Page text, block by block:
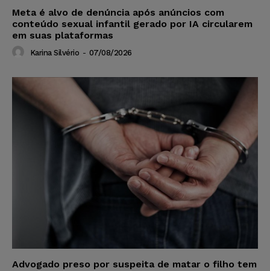
Meta é alvo de denúncia após anúncios com
conteúdo sexual infantil gerado por IA circularem
em suas plataformas
Karina Silvério - 07/08/2026
Advogado preso por suspeita de matar o filho tem